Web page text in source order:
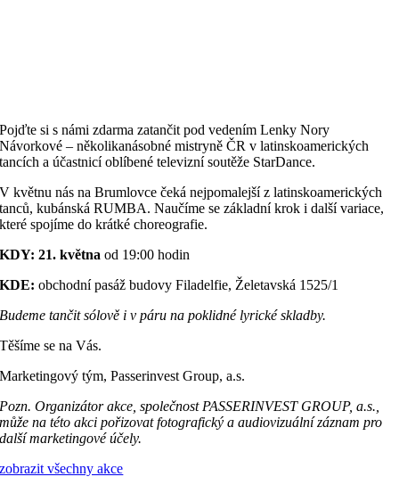
Pojďte si s námi zdarma zatančit pod vedením Lenky Nory
Návorkové – několikanásobné mistryně ČR v latinskoamerických
tancích a účastnicí oblíbené televizní soutěže StarDance.
V květnu nás na Brumlovce čeká nejpomalejší z latinskoamerických
tanců, kubánská RUMBA. Naučíme se základní krok i další variace,
které spojíme do krátké choreografie.
KDY: 21. květnaod 19:00 hodin
KDE: obchodní pasáž budovy Filadelfie, Želetavská 1525/1
Budeme tančit sólově i v páru na poklidné lyrické skladby.
Těšíme se na Vás.
Marketingový tým, Passerinvest Group, a.s.
Pozn. Organizátor akce, společnost PASSERINVEST GROUP, a.s.,
může na této akci pořizovat fotografický a audiovizuální záznam pro
další marketingové účely.
zobrazit všechny akce